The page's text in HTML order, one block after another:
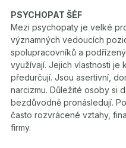
PSYCHOPAT ŠÉF
Mezi psychopaty je velké
významných vedoucích
spolupracovníků a
využívají. Jejich vlastnosti je
předurčují. Jsou asertivní,
narcizmu. Důležité osoby si
bezdůvodně pronásledují.
často rozvrácené vztahy,
firmy.